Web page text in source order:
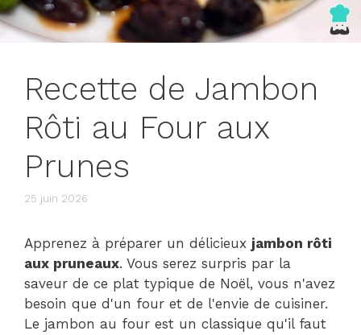
Recette de Jambon
Rôti au Four aux
Prunes
25 juin 2026
Apprenez à préparer un délicieux jambon rôti
aux pruneaux. Vous serez surpris par la
saveur de ce plat typique de Noël, vous n'avez
besoin que d'un four et de l'envie de cuisiner.
Le jambon au four est un classique qu'il faut